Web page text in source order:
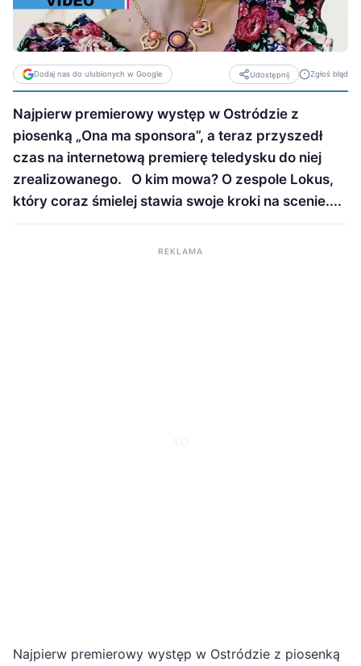
Dodaj nas do ulubionych w Google Udostępnij Zgłoś błąd
Najpierw premierowy występ w Ostródzie z
piosenką „Ona ma sponsora”, a teraz przyszedł
czas na internetową premierę teledysku do niej
zrealizowanego. O kim mowa? O zespole Lokus,
który coraz śmielej stawia swoje kroki na scenie....
REKLAMA
Najpierw premierowy występ w Ostródzie z piosenką